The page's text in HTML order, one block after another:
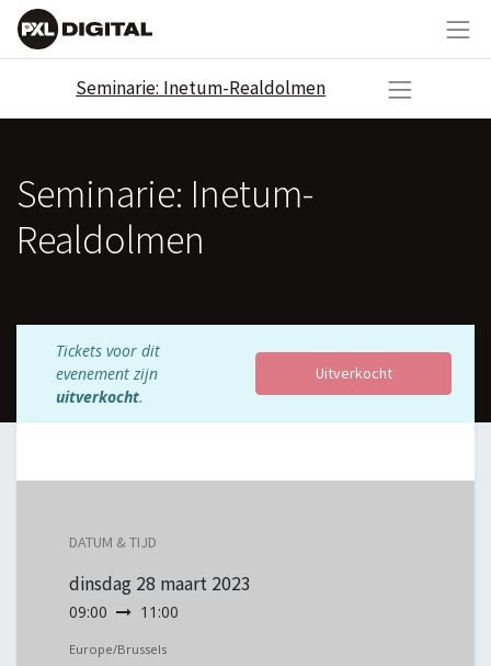
Seminarie: Inetum-Realdolmen
Seminarie: Inetum-
Realdolmen
Tickets voor dit
evenement zijn
uitverkocht.
Uitverkocht
DATUM & TIJD
dinsdag 28 maart 2023
09:00 11:00
Europe/Brussels